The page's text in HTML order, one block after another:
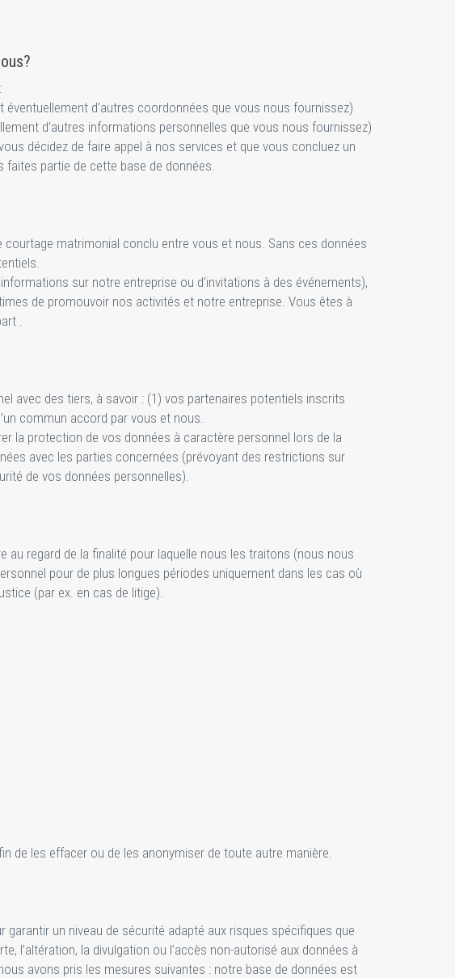
d’autres coordonnées que vous nous fournissez)
d’autres informations personnelles que vous nous fournissez)
décidez de faire appel à nos services et que vous concluez un
faites partie de cette base de données.
matrimonial conclu entre vous et nous. Sans ces données
sur notre entreprise ou d’invitations à des événements),
de promouvoir nos activités et notre entreprise. Vous êtes à
.
avec des tiers, à savoir : (1) vos partenaires potentiels inscrits
commun accord par vous et nous.
la protection de vos données à caractère personnel lors de la
avec les parties concernées (prévoyant des restrictions sur
de vos données personnelles).
regard de la finalité pour laquelle nous les traitons (nous nous
pour de plus longues périodes uniquement dans les cas où
(par ex. en cas de litige).
de les effacer ou de les anonymiser de toute autre manière.
un niveau de sécurité adapté aux risques spécifiques que
l’altération, la divulgation ou l’accès non-autorisé aux données à
avons pris les mesures suivantes : notre base de données est